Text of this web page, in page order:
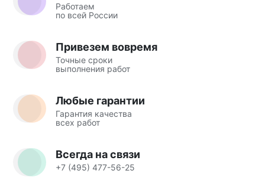
Работаем
по всей России
Привезем вовремя
Точные сроки
выполнения работ
Любые гарантии
Гарантия качества
всех работ
Всегда на связи
+7 (495) 477-56-25